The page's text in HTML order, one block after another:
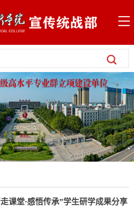
课堂·感悟传承”学生研学成果分享